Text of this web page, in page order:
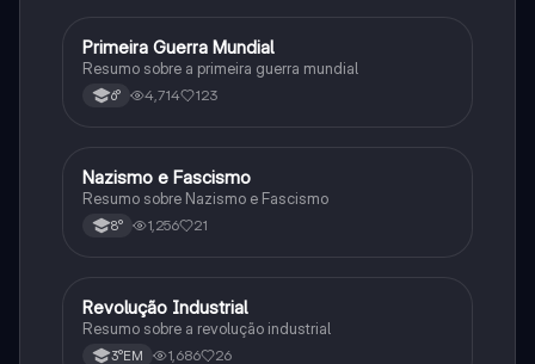
História
Primeira Guerra Mundial
Resumo sobre a primeira guerra mundial
6° 4,714 123
História
Nazismo e Fascismo
Resumo sobre Nazismo e Fascismo
8° 1,256 21
História
Revolução Industrial
Resumo sobre a revolução industrial
3°EM 1,686 26